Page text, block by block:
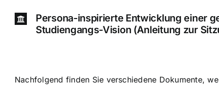
Persona-inspirierte Entwicklung einer
Studiengangs-Vision (Anleitung zur
Nachfolgend finden Sie verschiedene Dokumente,